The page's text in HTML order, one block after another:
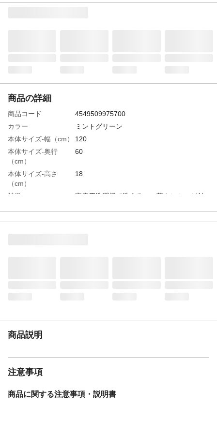
商品の詳細
商品コード
4549509975700
カラー
ミントグリーン
本体サイズ-幅（cm）
120
本体サイズ-奥行
（cm）
60
本体サイズ-高さ
（cm）
18
特徴
家庭用洗濯機で洗える。 菌やにおいが付
商品説明
注意事項
商品に関する注意事項・説明書